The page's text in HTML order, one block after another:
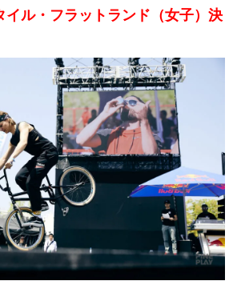
ル・フラットランド（女子） 決